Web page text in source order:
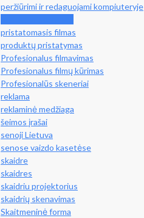
peržiūrimi ir redaguojami kompiuteryje
pristatomasis filmas
produktų pristatymas
Profesionalus filmavimas
Profesionalus filmų kūrimas
Profesionalūs skeneriai
reklama
reklaminė medžiaga
šeimos įrašai
senoji Lietuva
senose vaizdo kasetėse
skaidre
skaidres
skaidriu projektorius
skaidrių skenavimas
Skaitmeninė forma